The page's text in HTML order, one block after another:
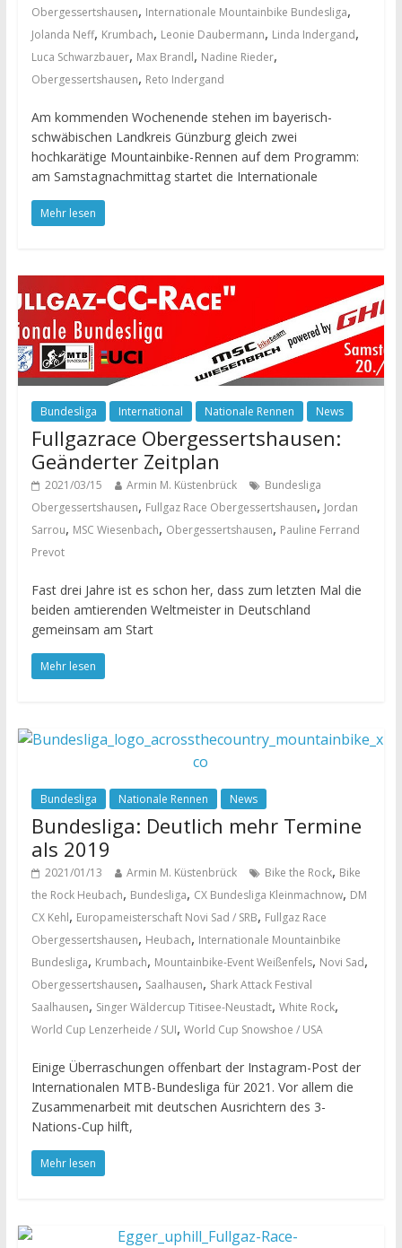
Obergessertshausen, Internationale Mountainbike Bundesliga,
Jolanda Neff, Krumbach, Leonie Daubermann, Linda Indergand,
Luca Schwarzbauer, Max Brandl, Nadine Rieder,
Obergessertshausen, Reto Indergand
Am kommenden Wochenende stehen im bayerisch-
schwäbischen Landkreis Günzburg gleich zwei
hochkarätige Mountainbike-Rennen auf dem Programm:
am Samstagnachmittag startet die Internationale
Mehr lesen
Bundesliga International Nationale Rennen News
Fullgazrace Obergessertshausen:
Geänderter Zeitplan
2021/03/15 Armin M. Küstenbrück
Bundesliga
Obergessertshausen, Fullgaz Race Obergessertshausen, Jordan
Sarrou, MSC Wiesenbach, Obergessertshausen, Pauline Ferrand
Prevot
Fast drei Jahre ist es schon her, dass zum letzten Mal die
beiden amtierenden Weltmeister in Deutschland
gemeinsam am Start
Mehr lesen
Bundesliga Nationale Rennen News
Bundesliga: Deutlich mehr Termine
als 2019
2021/01/13 Armin M. Küstenbrück Bike the Rock, Bike
the Rock Heubach, Bundesliga, CX Bundesliga Kleinmachnow, DM
CX Kehl, Europameisterschaft Novi Sad / SRB, Fullgaz Race
Obergessertshausen, Heubach, Internationale Mountainbike
Bundesliga, Krumbach, Mountainbike-Event Weißenfels, Novi Sad,
Obergessertshausen, Saalhausen, Shark Attack Festival
Saalhausen, Singer Wäldercup Titisee-Neustadt, White Rock,
World Cup Lenzerheide / SUI, World Cup Snowshoe / USA
Einige Überraschungen offenbart der Instagram-Post der
Internationalen MTB-Bundesliga für 2021. Vor allem die
Zusammenarbeit mit deutschen Ausrichtern des 3-
Nations-Cup hilft,
Mehr lesen